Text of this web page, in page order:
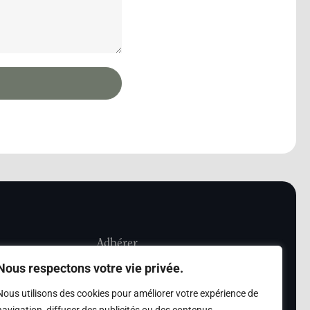
respectons votre vie privée.
utilisons des cookies pour améliorer votre expérience de
Les Amis de
Adhérer
Adhésion